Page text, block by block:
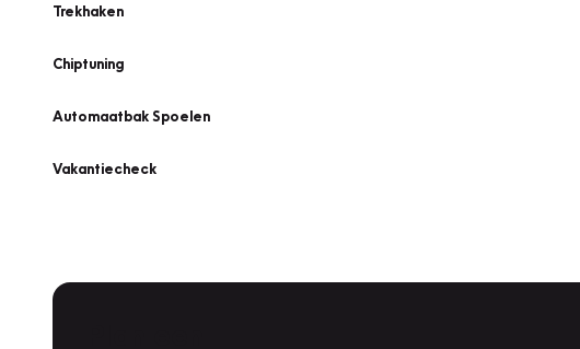
Trekhaken
Chiptuning
Automaatbak Spoelen
Vakantiecheck